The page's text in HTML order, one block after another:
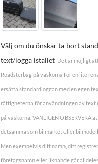
Välj om du önskar ta bort
text/logga istället Det är möjligt
Roadsterbag på väskorna för en lite
ersätta standardloggan med en egen
rättigheterna för användningen av text
på väskorna. VÄNLIGEN OBSERVERA
detsamma som bilmärket eller
Men exempelvis ditt namn, ditt
företagsnamn eller liknande går